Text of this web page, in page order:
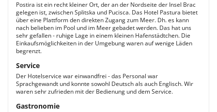
Postira ist ein recht kleiner Ort, der an der Nordseite der Insel Brac
gelegen ist, zwischen Splitska und Pucisca. Das Hotel Pastura bietet
über eine Plattform den direkten Zugang zum Meer. Dh. es kann
nach belieben im Pool und im Meer gebadet werden. Das hat uns
sehr gefallen - ruhige Lage in einem kleinen Hafenstädtchen. Die
Einkaufsmöglichkeiten in der Umgebung waren auf wenige Läden
begrenzt.
Service
Der Hotelservice war einwandfrei - das Personal war
Sprachgewandt und konnte sowohl Deutsch als auch Englisch. Wir
waren sehr zufrieden mit der Bedienung und dem Service.
Gastronomie